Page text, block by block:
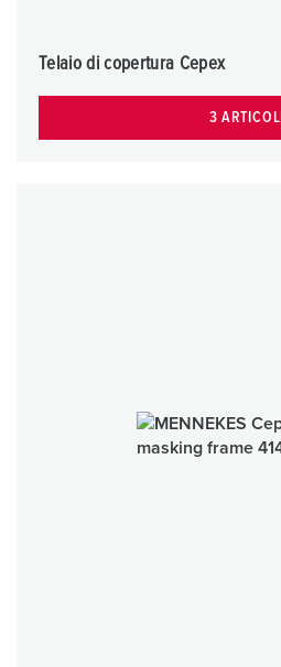
Telaio di copertura Cepex
3 ARTICOLI